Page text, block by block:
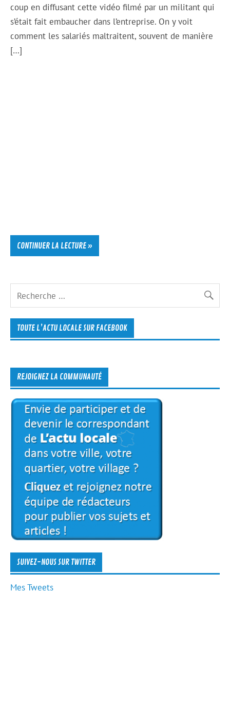
coup en diffusant cette vidéo filmé par un militant qui
s’était fait embaucher dans l’entreprise. On y voit
comment les salariés maltraitent, souvent de manière
[…]
CONTINUER LA LECTURE »
TOUTE L’ACTU LOCALE SUR FACEBOOK
REJOIGNEZ LA COMMUNAUTÉ
SUIVEZ-NOUS SUR TWITTER
Mes Tweets